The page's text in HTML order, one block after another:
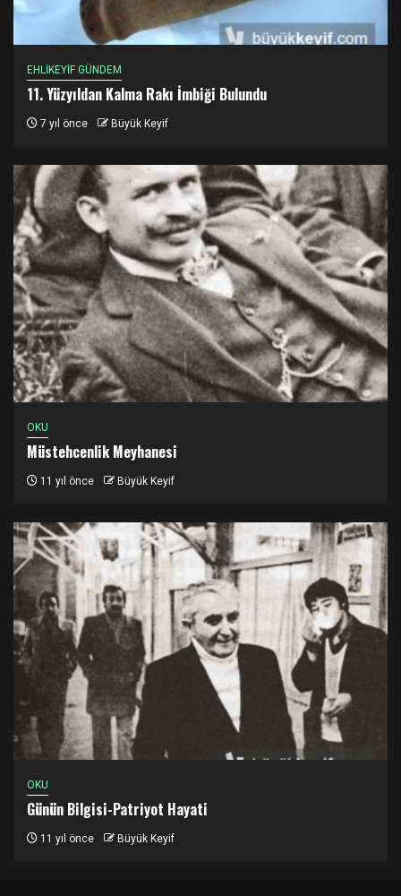
EHLİKEYİF GÜNDEM
11. Yüzyıldan Kalma Rakı İmbiği Bulundu
7 yıl önce Büyük Keyif
OKU
Müstehcenlik Meyhanesi
11 yıl önce Büyük Keyif
OKU
Günün Bilgisi-Patriyot Hayati
11 yıl önce Büyük Keyif